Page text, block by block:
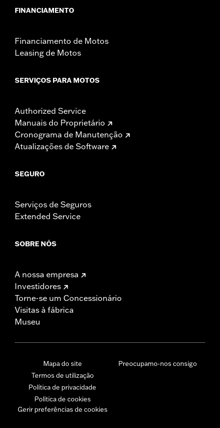
FINANCIAMENTO
Financiamento de Motos
Leasing de Motos
SERVIÇOS PARA MOTOS
Authorized Service
Manuais do Proprietário
Cronograma de Manutenção
Atualizações de Software
SEGURO
Serviços de Seguros
Extended Service
SOBRE NÓS
A nossa empresa
Investidores
Torne-se um Concessionário
Visitas à fábrica
Museu
Mapa do site
Termos de utilização
Política de privacidade
Política de cookies
Gerir preferências de cookies
Preocupamo-nos consigo